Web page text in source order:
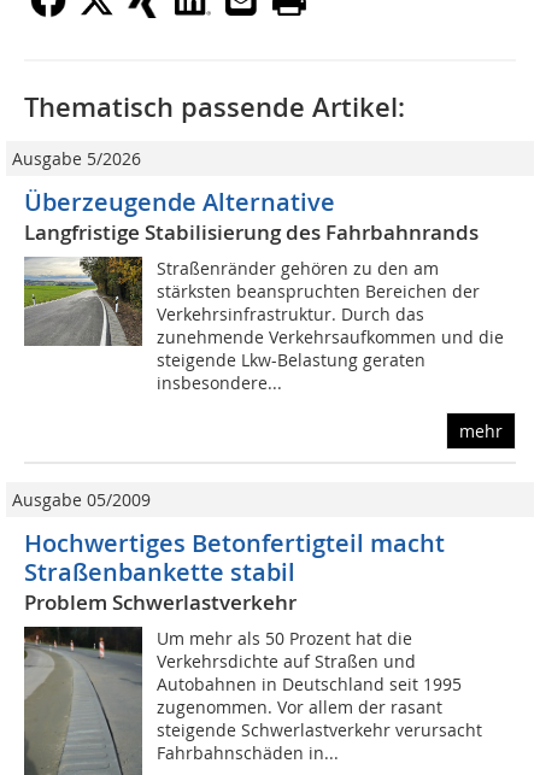
Thematisch passende Artikel:
Ausgabe 5/2026
Überzeugende Alternative
Langfristige Stabilisierung des Fahrbahnrands
Straßenränder gehören zu den am
stärksten beanspruchten Bereichen der
Verkehrsinfrastruktur. Durch das
zunehmende Verkehrsaufkommen und die
steigende Lkw-Belastung geraten
insbesondere...
mehr
Ausgabe 05/2009
Hochwertiges Betonfertigteil macht
Straßenbankette stabil
Problem Schwerlastverkehr
Um mehr als 50 Prozent hat die
Verkehrsdichte auf Straßen und
Autobahnen in Deutschland seit 1995
zugenommen. Vor allem der rasant
steigende Schwerlastverkehr verursacht
Fahrbahnschäden in...